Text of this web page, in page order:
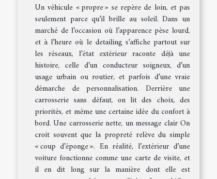
Un véhicule « propre » se repère de loin, et pas
seulement parce qu’il brille au soleil. Dans un
marché de l’occasion où l’apparence pèse lourd,
et à l’heure où le detailing s’affiche partout sur
les réseaux, l’état extérieur raconte déjà une
histoire, celle d’un conducteur soigneux, d’un
usage urbain ou routier, et parfois d’une vraie
démarche de personnalisation. Derrière une
carrosserie sans défaut, on lit des choix, des
priorités, et même une certaine idée du confort à
bord. Une carrosserie nette, un message clair On
croit souvent que la propreté relève du simple
« coup d’éponge ». En réalité, l’extérieur d’une
voiture fonctionne comme une carte de visite, et
il en dit long sur la manière dont elle est